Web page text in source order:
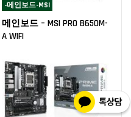
-메인보드-MSI
메인보드 – MSI PRO B650M-
A WIFI